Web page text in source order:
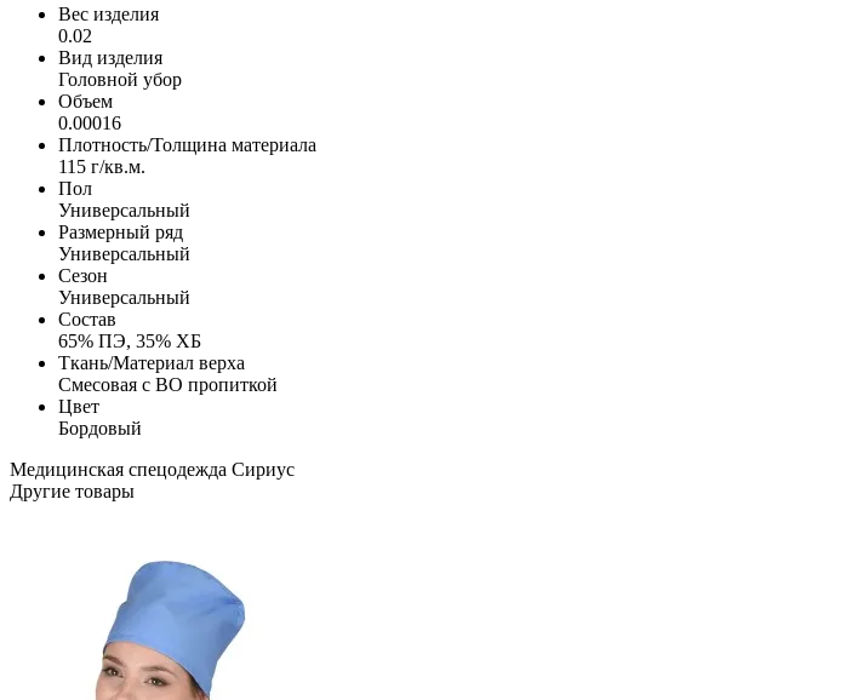
Вес изделия
0.02
Вид изделия
Головной убор
Объем
0.00016
Плотность/Толщина материала
115 г/кв.м.
Пол
Универсальный
Размерный ряд
Универсальный
Сезон
Универсальный
Состав
65% ПЭ, 35% ХБ
Ткань/Материал верха
Смесовая с ВО пропиткой
Цвет
Бордовый
Медицинская спецодежда Сириус
Другие товары